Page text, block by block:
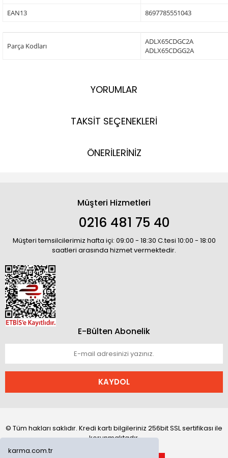
karma.com.tr
EAN13
8697785551043
Parça Kodları
ADLX65CDGC2A
ADLX65CDGG2A
YORUMLAR
TAKSİT SEÇENEKLERİ
ÖNERİLERİNİZ
Müşteri Hizmetleri
0216 481 75 40
Müşteri temsilcilerimiz hafta içi: 09:00 - 18:30 C.tesi 10:00 - 18:00
saatleri arasında hizmet vermektedir.
E-Bülten Abonelik
KAYDOL
© Tüm hakları saklıdır. Kredi kartı bilgileriniz 256bit SSL sertifikası ile
korunmaktadır.